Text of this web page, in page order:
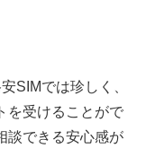
SIMでは珍しく、
を受けることがで
談できる安心感が